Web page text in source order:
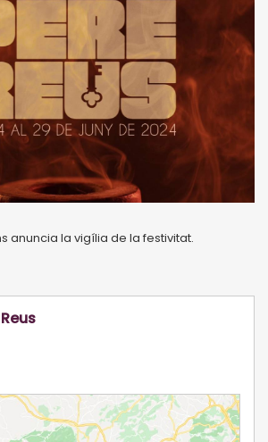
anuncia la vigília de la festivitat.